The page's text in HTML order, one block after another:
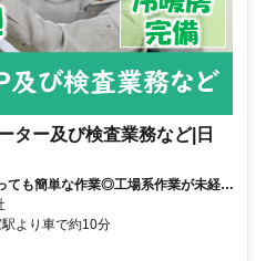
ター及び検査業務など|日
ても簡単な作業◎工場系作業が未経験
より車で約10分